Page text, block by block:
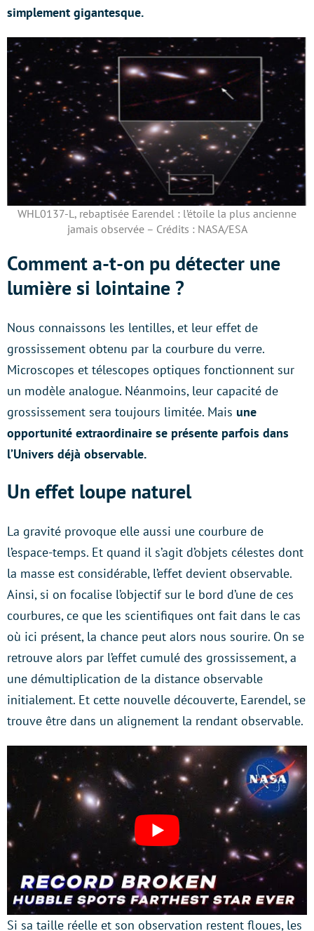
simplement gigantesque.
WHL0137-L, rebaptisée Earendel : l’étoile la plus ancienne
jamais observée – Crédits : NASA/ESA
Comment a-t-on pu détecter une
lumière si lointaine ?
Nous connaissons les lentilles, et leur effet de
grossissement obtenu par la courbure du verre.
Microscopes et télescopes optiques fonctionnent sur
un modèle analogue. Néanmoins, leur capacité de
grossissement sera toujours limitée. Mais une
opportunité extraordinaire se présente parfois dans
l’Univers déjà observable.
Un effet loupe naturel
La gravité provoque elle aussi une courbure de
l’espace-temps. Et quand il s’agit d’objets célestes dont
la masse est considérable, l’effet devient observable.
Ainsi, si on focalise l’objectif sur le bord d’une de ces
courbures, ce que les scientifiques ont fait dans le cas
où ici présent, la chance peut alors nous sourire. On se
retrouve alors par l’effet cumulé des grossissement, a
une démultiplication de la distance observable
initialement. Et cette nouvelle découverte, Earendel, se
trouve être dans un alignement la rendant observable.
Si sa taille réelle et son observation restent floues, les